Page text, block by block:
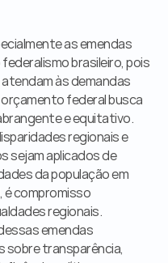
as emendas
brasileiro, pois
às demandas
federal busca
e equitativo.
regionais e
sejam aplicados de
da população em
é compromisso
regionais.
emendas
transparência,